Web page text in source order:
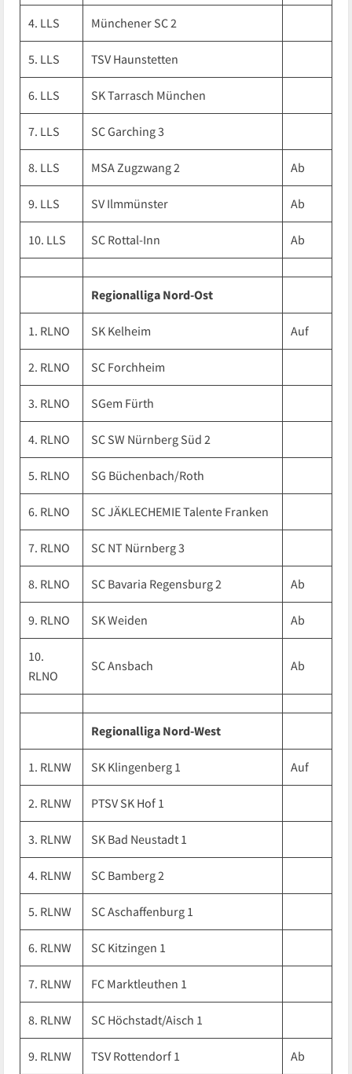
4. LLS Münchener SC 2
5. LLS TSV Haunstetten
6. LLS SK Tarrasch München
7. LLS SC Garching 3
8. LLS MSA Zugzwang 2 Ab
9. LLS SV Ilmmünster Ab
10. LLS SC Rottal-Inn Ab
Regionalliga Nord-Ost
1. RLNO SK Kelheim Auf
2. RLNO SC Forchheim
3. RLNO SGem Fürth
4. RLNO SC SW Nürnberg Süd 2
5. RLNO SG Büchenbach/Roth
6. RLNO SC JÄKLECHEMIE Talente Franken
7. RLNO SC NT Nürnberg 3
8. RLNO SC Bavaria Regensburg 2 Ab
9. RLNO SK Weiden Ab
10.
RLNO
SC Ansbach Ab
Regionalliga Nord-West
1. RLNW SK Klingenberg 1 Auf
2. RLNW PTSV SK Hof 1
3. RLNW SK Bad Neustadt 1
4. RLNW SC Bamberg 2
5. RLNW SC Aschaffenburg 1
6. RLNW SC Kitzingen 1
7. RLNW FC Marktleuthen 1
8. RLNW SC Höchstadt/Aisch 1
9. RLNW TSV Rottendorf 1 Ab